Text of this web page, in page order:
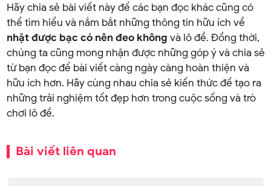
Hãy chia sẻ bài viết này để các bạn đọc khác cũng có
thể tìm hiểu và nắm bắt những thông tin hữu ích về
nhặt được bạc có nên đeo không và lô đề. Đồng thời,
chúng ta cũng mong nhận được những góp ý và chia sẻ
từ bạn đọc để bài viết càng ngày càng hoàn thiện và
hữu ích hơn. Hãy cùng nhau chia sẻ kiến thức để tạo ra
những trải nghiệm tốt đẹp hơn trong cuộc sống và trò
chơi lô đề.
Bài viết liên quan